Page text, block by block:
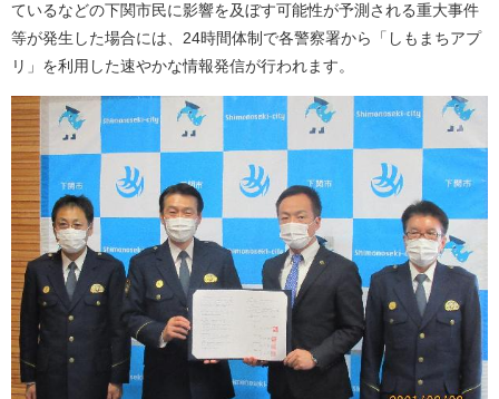
ているなどの下関市民に影響を及ぼす可能性が予測される重大事件
等が発生した場合には、24時間体制で各警察署から「しもまちアプ
リ」を利用した速やかな情報発信が行われます。